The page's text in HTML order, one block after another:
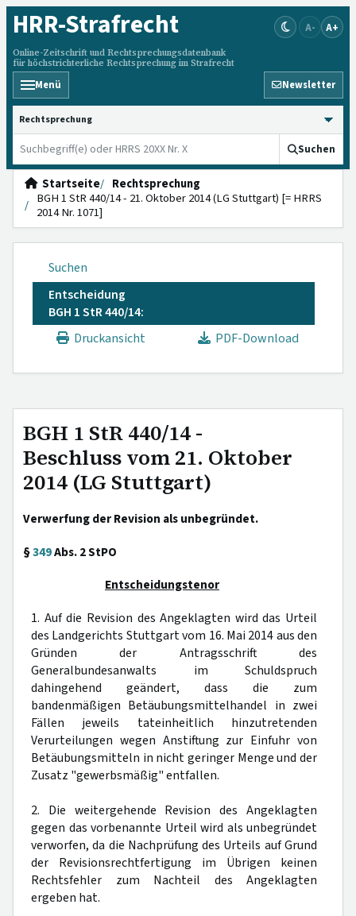
HRR-Strafrecht
Online-Zeitschrift und Rechtsprechungsdatenbank
für höchstrichterliche Rechtsprechung im Strafrecht
A- A+
Menü Newsletter
HRRS durchsuchen
Suchen
Startseite
Rechtsprechung
BGH 1 StR 440/14 - 21. Oktober 2014 (LG Stuttgart) [= HRRS
2014 Nr. 1071]
Suchen
Entscheidung
BGH 1 StR 440/14:
Druckansicht
PDF-Download
BGH 1 StR 440/14 -
Beschluss vom 21. Oktober
2014 (LG Stuttgart)
Verwerfung der Revision als unbegründet.
§349Abs. 2 StPO
Entscheidungstenor
1. Auf die Revision des Angeklagten wird das Urteil
des Landgerichts Stuttgart vom 16. Mai 2014 aus den
Gründen der Antragsschrift des
Generalbundesanwalts im Schuldspruch
dahingehend geändert, dass die zum
bandenmäßigen Betäubungsmittelhandel in zwei
Fällen jeweils tateinheitlich hinzutretenden
Verurteilungen wegen Anstiftung zur Einfuhr von
Betäubungsmitteln in nicht geringer Menge und der
Zusatz "gewerbsmäßig" entfallen.
2. Die weitergehende Revision des Angeklagten
gegen das vorbenannte Urteil wird als unbegründet
verworfen, da die Nachprüfung des Urteils auf Grund
der Revisionsrechtfertigung im Übrigen keinen
Rechtsfehler zum Nachteil des Angeklagten
ergeben hat.